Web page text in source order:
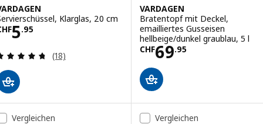
Klarglas, 20 cm
5.95CHF 5.95
Bewertungen: 4.7 von 5 Sternen. Bewertungen
(18)
VARDAGEN
Bratentopf mit Deckel,
emailliertes Gusseisen
hellbeige/dunkel graublau, 5 l
CHF69.95
Preis CHF 69.95
Vergleichen Vergleichen